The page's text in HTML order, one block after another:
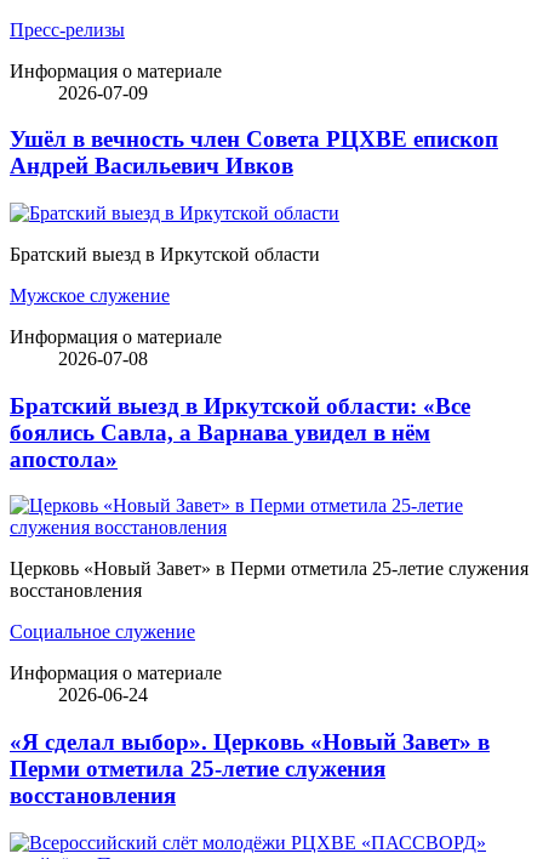
Пресс-релизы
Информация о материале
2026-07-09
Ушёл в вечность член Совета РЦХВЕ епископ
Андрей Васильевич Ивков
Братский выезд в Иркутской области
Мужское служение
Информация о материале
2026-07-08
Братский выезд в Иркутской области: «Все
боялись Савла, а Варнава увидел в нём
апостола»
Церковь «Новый Завет» в Перми отметила 25-летие служения
восстановления
Социальное служение
Информация о материале
2026-06-24
«Я сделал выбор». Церковь «Новый Завет» в
Перми отметила 25-летие служения
восстановления